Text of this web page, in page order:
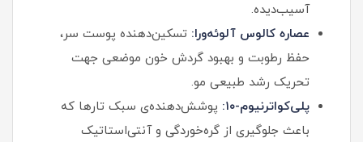
آسیب‌دیده.
عصاره کالوس آلوئه‌ورا: تسکین‌دهنده پوست سر،
حفظ رطوبت و بهبود گردش خون موضعی جهت
تحریک رشد طبیعی مو.
پلی‌کواترنیوم-۱۰:
پوشش‌دهنده‌ی سبک تارها که
باعث جلوگیری از گره‌خوردگی و آنتی‌استاتیک